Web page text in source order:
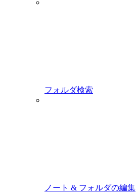
フォルダ検索
ノート & フォルダの編集